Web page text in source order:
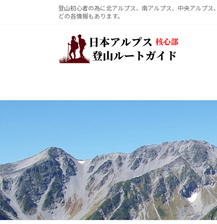
ッ
移
登山初心者の為に北アルプス、南アルプス、中央アルプ
どの各情報もあります。